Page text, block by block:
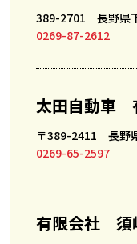
389-2701 長野県
0269-87-2612
太田自動車
〒389-2411 長野
0269-65-2597
有限会社 須